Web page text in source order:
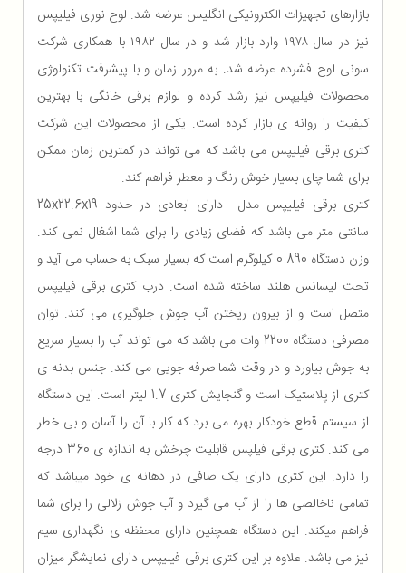
بازارهای تجهیزات الکترونیکی انگلیس عرضه شد. لوح نوری فیلیپس
نیز در سال ۱۹۷۸ وارد بازار شد و در سال ۱۹۸۲ با همکاری شرکت
سونی لوح فشرده عرضه شد. به مرور زمان و با پیشرفت تکنولوژی
محصولات فیلیپس نیز رشد کرده و لوازم برقی خانگی با بهترین
کیفیت را روانه ی بازار کرده است. یکی از محصولات این شرکت
کتری برقی فیلیپس می باشد که می تواند در کمترین زمان ممکن
برای شما چای بسیار خوش رنگ و معطر فراهم کند.
کتری برقی فیلیپس مدل دارای ابعادی در حدود 25x22.6x19
سانتی متر می باشد که فضای زیادی را برای شما اشغال نمی کند.
وزن دستگاه 0.890 کیلوگرم است که بسیار سبک به حساب می آید و
تحت لیسانس هلند ساخته شده است. درب کتری برقی فیلیپس
متصل است و از بیرون ریختن آب جوش جلوگیری می کند. توان
مصرفی دستگاه 2200 وات می باشد که می تواند آب را بسیار سریع
به جوش بیاورد و در وقت شما صرفه جویی می کند. جنس بدنه ی
کتری از پلاستیک است و گنجایش کتری 1.7 لیتر است. این دستگاه
از سیستم قطع خودکار بهره می برد که کار با آن را آسان و بی خطر
می کند. کتری برقی فیلپس قابلیت چرخش به اندازه ی 360 درجه
را دارد. این کتری دارای یک صافی در دهانه ی خود میباشد که
تمامی ناخالصی ها را از آب می گیرد و آب جوش زلالی را برای شما
فراهم میکند. این دستگاه همچنین دارای محفظه ی نگهداری سیم
نیز می باشد. علاوه بر این کتری برقی فیلیپس دارای نمایشگر میزان